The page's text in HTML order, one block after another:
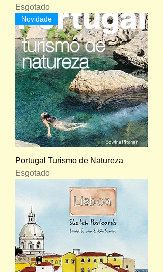
Esgotado
Novidade
Portugal Turismo de Natureza
Esgotado